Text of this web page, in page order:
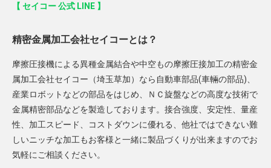
【 セイコー 公式 LINE 】
精密金属加工会社セイコーとは？
摩擦圧接機による異種金属結合や中空もの摩擦圧接加工の精密金
属加工会社セイコー（埼玉草加）なら自動車部品(車輛の部品)、
産業ロボットなどの部品をはじめ、ＮＣ旋盤などの高度な技術で
金属精密部品などを製造しております。接合強度、安定性、量産
性、加工スピード、コストダウンに優れる、他社ではできない難
しいニッチな加工もお客様と一緒に製品づくりが出来ますのでお
気軽にご相談ください。